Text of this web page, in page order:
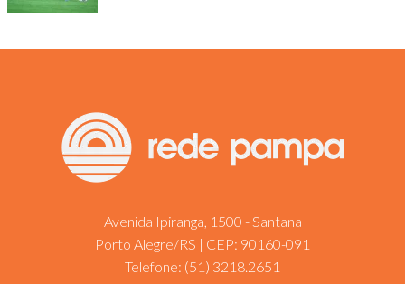
Avenida Ipiranga, 1500 - Santana
Porto Alegre/RS | CEP: 90160-091
Telefone: (51) 3218.2651